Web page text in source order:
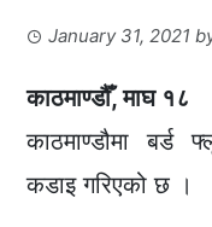
January 31, 2021
काठमाण्डौँ, माघ १८
काठमाण्डौमा बर्ड
कडाइ गरिएको छ ।